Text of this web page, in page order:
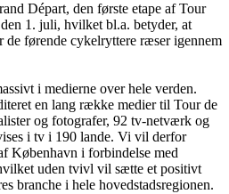
Départ, den første etape af Tour
1. juli, hvilket bl.a. betyder, at
førende cykelryttere ræser igennem
i medierne over hele verden.
en lang række medier til Tour de
og fotografer, 92 tv-netværk og
i tv i 190 lande. Vi vil derfor
København i forbindelse med
uden tvivl vil sætte et positivt
branche i hele hovedstadsregionen.